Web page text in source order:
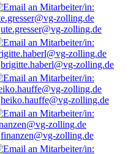
ute.gresser@vg-zolling.de
brigitte.haberl@vg-zolling.de
heiko.hauffe@vg-zolling.de
finanzen@vg-zolling.de